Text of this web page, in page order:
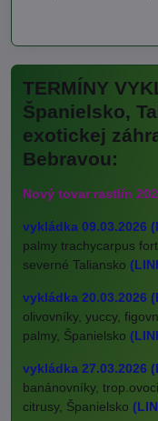
TERMÍNY
Španielsko,
exotickej
Bebravou:
Nový tovar rastlín
vykládka 09.03.2026
palmy trachycarpus
severné Taliansko
vykládka 20.03.2026
olivovníky, yuccy,
palmy, Španielsko
vykládka 27.03.2026
banánovníky,
citrusy, Španielsko